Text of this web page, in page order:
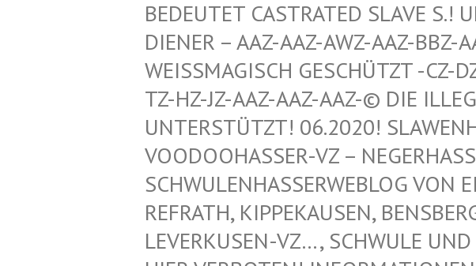
DEUTET CASTRATED SLAVE S.!
ENER – AAZ-AAZ-AWZ-AAZ-BBZ-
ISSMAGISCH GESCHÜTZT -CZ-DZ-
HZ-JZ-AAZ-AAZ-AAZ-© DIE
ERSTÜTZT! 06.2020!
DOOHASSER-VZ – NEGERHASSER
WULENHASSERWEBLOG VON
RATH, KIPPEKAUSEN,
ERKUSEN-VZ…, SCHWULE UND